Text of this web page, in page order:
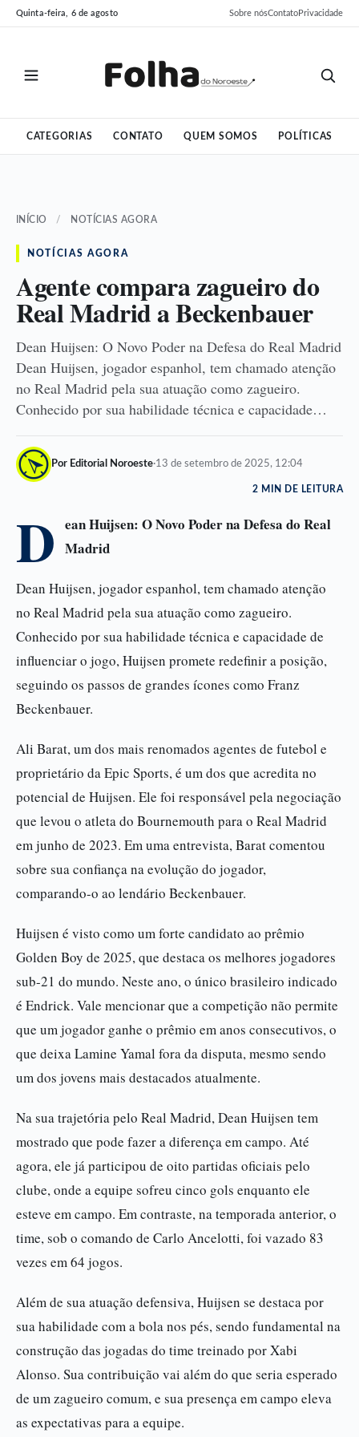
Pular
para
Pular
para
Quinta-feira, 6 de agosto Sobre nósContatoPrivacidade
CATEGORIAS CONTATO QUEM SOMOS POLÍTICAS
INÍCIO / NOTÍCIAS AGORA
NOTÍCIAS AGORA
Agente compara zagueiro do
Real Madrid a Beckenbauer
Dean Huijsen: O Novo Poder na Defesa do Real Madrid
Dean Huijsen, jogador espanhol, tem chamado atenção
no Real Madrid pela sua atuação como zagueiro.
Conhecido por sua habilidade técnica e capacidade…
Por Editorial Noroeste·13 de setembro de 2025, 12:04
2 MIN DE LEITURA
D ean Huijsen: O Novo Poder na Defesa do Real
Madrid
Dean Huijsen, jogador espanhol, tem chamado atenção
no Real Madrid pela sua atuação como zagueiro.
Conhecido por sua habilidade técnica e capacidade de
influenciar o jogo, Huijsen promete redefinir a posição,
seguindo os passos de grandes ícones como Franz
Beckenbauer.
Ali Barat, um dos mais renomados agentes de futebol e
proprietário da Epic Sports, é um dos que acredita no
potencial de Huijsen. Ele foi responsável pela negociação
que levou o atleta do Bournemouth para o Real Madrid
em junho de 2023. Em uma entrevista, Barat comentou
sobre sua confiança na evolução do jogador,
comparando-o ao lendário Beckenbauer.
Huijsen é visto como um forte candidato ao prêmio
Golden Boy de 2025, que destaca os melhores jogadores
sub-21 do mundo. Neste ano, o único brasileiro indicado
é Endrick. Vale mencionar que a competição não permite
que um jogador ganhe o prêmio em anos consecutivos, o
que deixa Lamine Yamal fora da disputa, mesmo sendo
um dos jovens mais destacados atualmente.
Na sua trajetória pelo Real Madrid, Dean Huijsen tem
mostrado que pode fazer a diferença em campo. Até
agora, ele já participou de oito partidas oficiais pelo
clube, onde a equipe sofreu cinco gols enquanto ele
esteve em campo. Em contraste, na temporada anterior, o
time, sob o comando de Carlo Ancelotti, foi vazado 83
vezes em 64 jogos.
Além de sua atuação defensiva, Huijsen se destaca por
sua habilidade com a bola nos pés, sendo fundamental na
construção das jogadas do time treinado por Xabi
Alonso. Sua contribuição vai além do que seria esperado
de um zagueiro comum, e sua presença em campo eleva
as expectativas para a equipe.